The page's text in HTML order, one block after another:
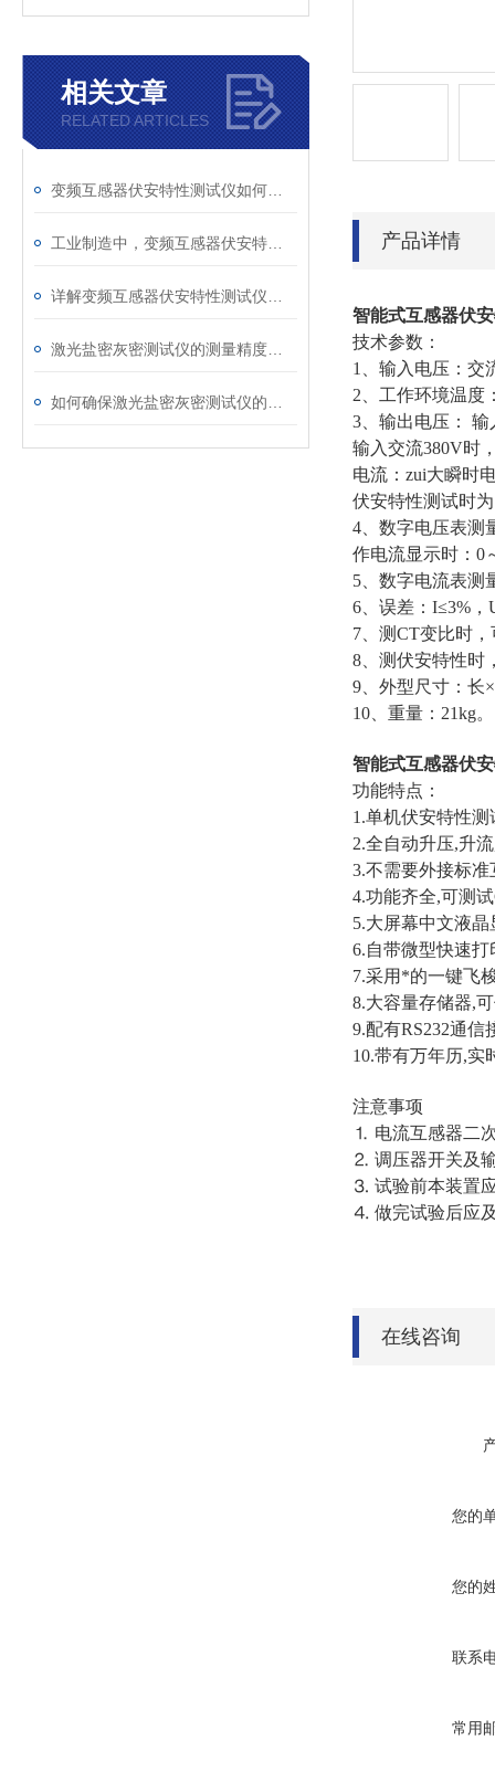
相关文章
RELATED ARTICLES
产品详情
智能式互感器伏
技术参数：
1、输入电压：交
2、工作环境温度
3、输出电压：
输入交流380V时
电流：zui大瞬时
伏安特性测试时
4、数字电压表测
作电流显示时：0
5、数字电流表测
6、误差：I≤3%，
7、测CT变比时
8、测伏安特性时
9、外型尺寸：长
10、重量：21kg。
智能式互感器伏
功能特点：
1.单机伏安特性
2.全自动升压,升
3.不需要外接标
4.功能齐全,可测
5.大屏幕中文液
6.自带微型快速
7.采用*的一键飞
8.大容量存储器,
9.配有RS232通
10.带有万年历,实
注意事项
⒈ 电流互感器二
⒉ 调压器开关及
⒊ 试验前本装置
⒋ 做完试验后应
在线咨询
您的
您的
联系
常用